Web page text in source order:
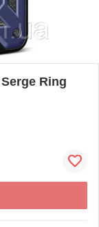
Ring